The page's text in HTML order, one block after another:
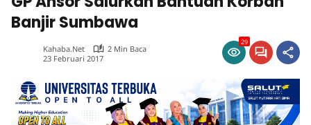
Banjir Sumbawa
Kahaba.net
2 Min Baca
23 Februari 2017
29